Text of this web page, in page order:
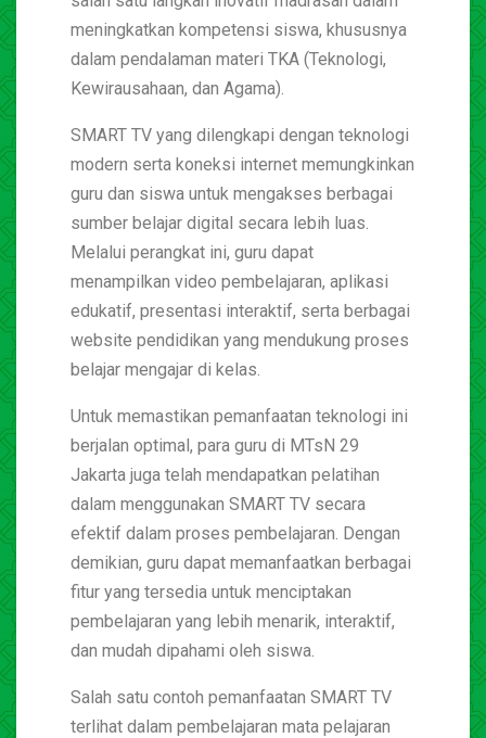
meningkatkan kompetensi siswa, khususnya
dalam pendalaman materi TKA (Teknologi,
Kewirausahaan, dan Agama).
SMART TV yang dilengkapi dengan teknologi
modern serta koneksi internet memungkinkan
guru dan siswa untuk mengakses berbagai
sumber belajar digital secara lebih luas.
Melalui perangkat ini, guru dapat
menampilkan video pembelajaran, aplikasi
edukatif, presentasi interaktif, serta berbagai
website pendidikan yang mendukung proses
belajar mengajar di kelas.
Untuk memastikan pemanfaatan teknologi ini
berjalan optimal, para guru di MTsN 29
Jakarta juga telah mendapatkan pelatihan
dalam menggunakan SMART TV secara
efektif dalam proses pembelajaran. Dengan
demikian, guru dapat memanfaatkan berbagai
fitur yang tersedia untuk menciptakan
pembelajaran yang lebih menarik, interaktif,
dan mudah dipahami oleh siswa.
Salah satu contoh pemanfaatan SMART TV
terlihat dalam pembelajaran mata pelajaran